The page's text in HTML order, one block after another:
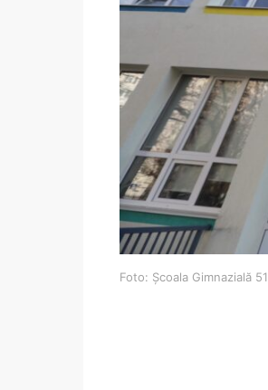
Foto: Școala Gimnazială 51